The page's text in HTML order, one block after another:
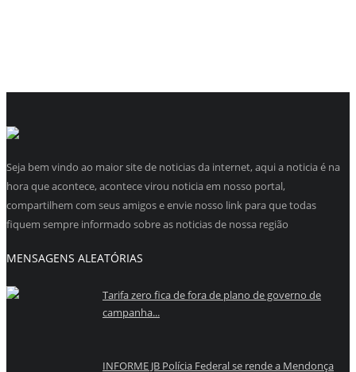
Seja bem vindo ao maior site de noticias da internet, aqui a noticia é na
hora que acontece, acontece virou noticia em nosso portal,
compartilhem com seus amigos e envie nosso link para que todas
fiquem sempre informado sobre as noticias de nossa região
MENSAGENS ALEATÓRIAS
Tarifa zero fica de fora de plano de governo de
campanha...
INFORME JB Polícia Federal se rende a Mendonça